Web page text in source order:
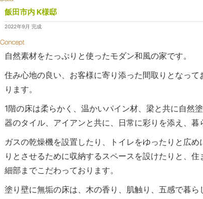
飯田市内 K様邸
2022年9月 完成
自然素材をたっぷりと使ったモダン和風の家です。
住み心地の良い、お客様に寄り添った間取りとなって
ります。
1階の床は柔らかく、温かいパイン材、梁と共に自然
器のタイル、アイアンと共に、日常に彩りを添え、暮
ガスの乾燥機を設置したり、トイレをゆったりと広
りとさせるために収納するスペースを設けたりと、住
細部までこだわっております。
塗り壁に無垢の床は、木の香り、肌触り、五感で暮ら